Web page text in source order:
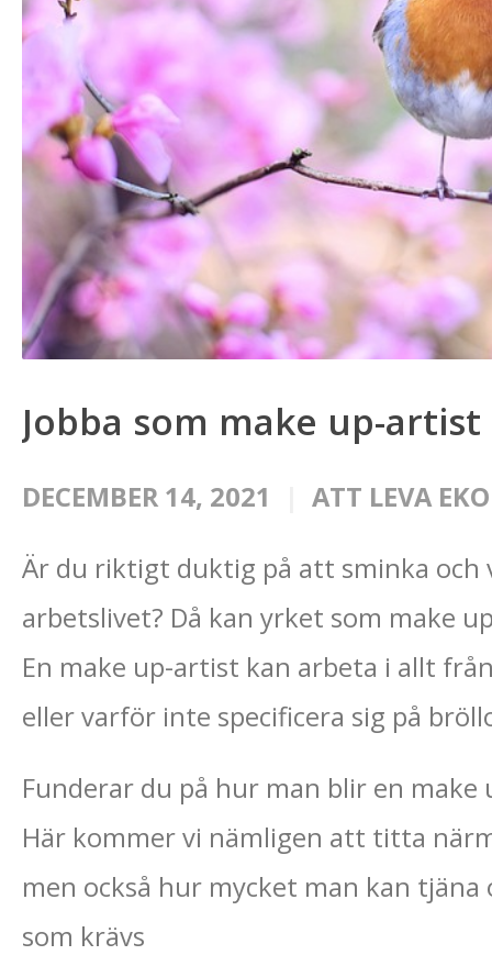
Jobba som make up-artist
DECEMBER 14, 2021 ATT LEVA
Är du riktigt duktig på att sminka och
arbetslivet? Då kan yrket som make
En make up-artist kan arbeta i allt
eller varför inte specificera sig på
Funderar du på hur man blir en
Här kommer vi nämligen att titta
men också hur mycket man kan
som krävs